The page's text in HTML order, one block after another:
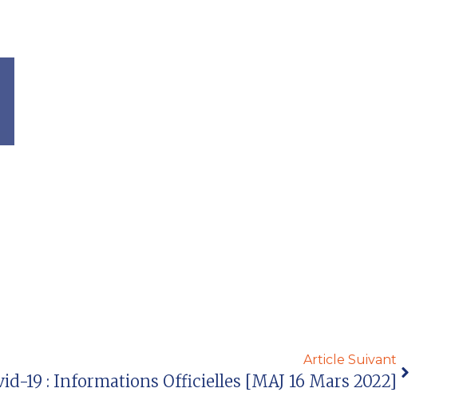
Article Suivant
19 : Informations Officielles [MAJ 16 Mars 2022]